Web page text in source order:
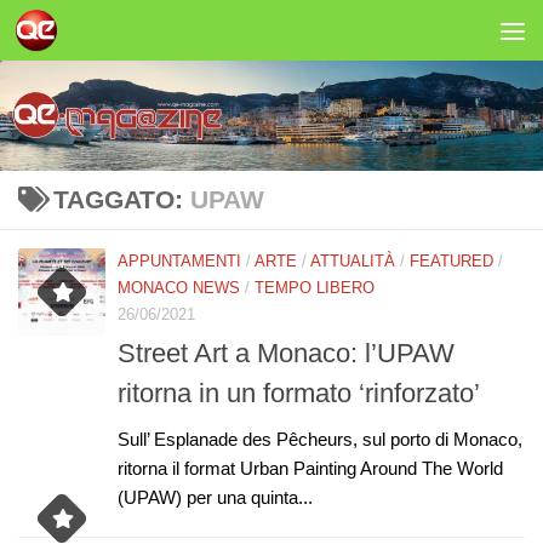
Salta al contenuto
TAGGATO: UPAW
APPUNTAMENTI / ARTE / ATTUALITÀ / FEATURED /
MONACO NEWS / TEMPO LIBERO
26/06/2021
Street Art a Monaco: l’UPAW
ritorna in un formato ‘rinforzato’
Sull’ Esplanade des Pêcheurs, sul porto di Monaco,
ritorna il format Urban Painting Around The World
(UPAW) per una quinta...